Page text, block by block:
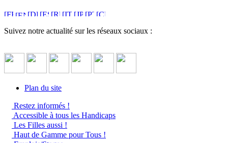
Suivez notre actualité sur les réseaux sociaux :
Plan du site
Restez informés !
Accessible à tous les Handicaps
Les Filles aussi !
Haut de Gamme pour Tous !